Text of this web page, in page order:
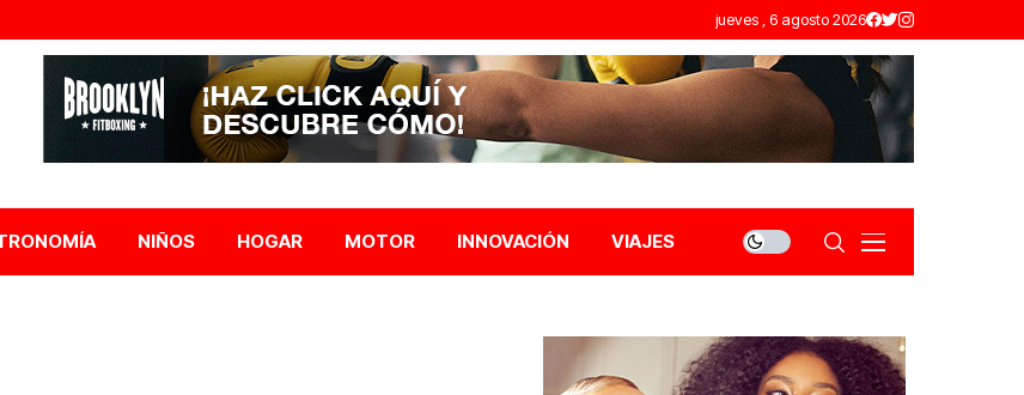
jueves , 6 agosto 2026
NIÑOS HOGAR MOTOR INNOVACIÓN VIAJES